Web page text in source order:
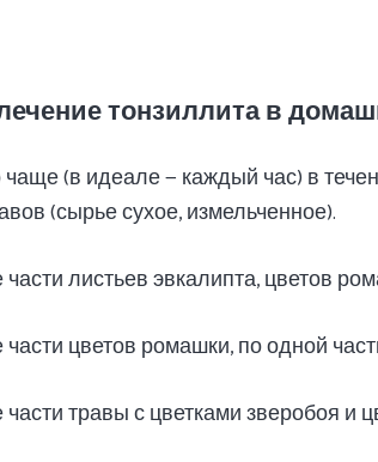
тонзиллита в
(в идеале — каждый час) в
(сырье сухое, измельченное).
листьев эвкалипта, цветов
цветов ромашки, по одной
травы с цветками зверобоя и